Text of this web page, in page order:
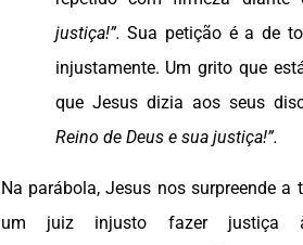
justiça!”. Sua petição é a de
injustamente. Um grito que
que Jesus dizia aos seus
Reino de Deus e sua justiça!”.
Na parábola, Jesus nos surpreende a
um juiz injusto fazer justiça